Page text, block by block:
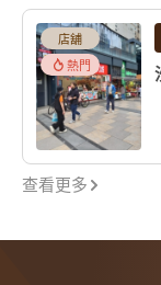
查看更多
店舖
熱門